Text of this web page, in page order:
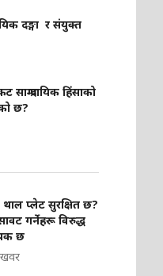
दङ्गा र संयुक्त
हिंसाको
छ?
प्लेट सुरक्षित छ?
गर्नेहरू विरुद्ध
छ